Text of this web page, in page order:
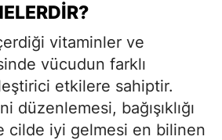
vitaminler ve
vücudun farklı
etkilere sahiptir.
düzenlemesi, bağışıklığı
cilde iyi gelmesi en bilinen